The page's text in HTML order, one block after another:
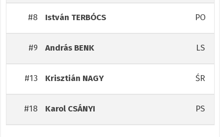
#8 István TERBÓCS PO
#9 András BENK LS
#13 Krisztián NAGY ŚR
#18 Karol CSÁNYI PS